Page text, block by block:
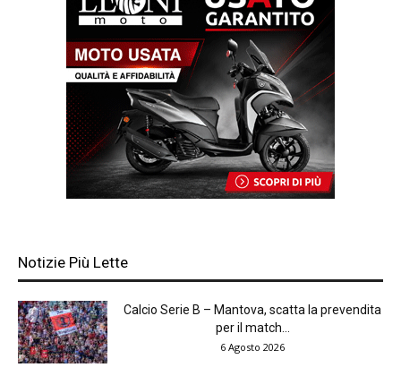
Notizie Più Lette
Calcio Serie B – Mantova, scatta la prevendita
per il match...
6 Agosto 2026